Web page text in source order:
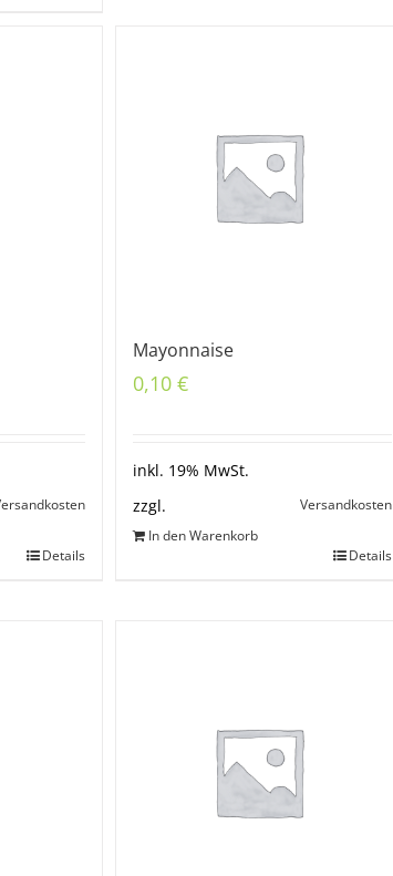
Details
Mayonnaise
0,10 €
inkl. 19% MwSt.
zzgl.
Versandkosten
In den Warenkorb
Details